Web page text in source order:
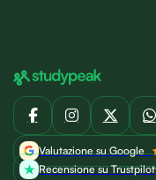
Valutazione su Google
Recensione su Trustpilot